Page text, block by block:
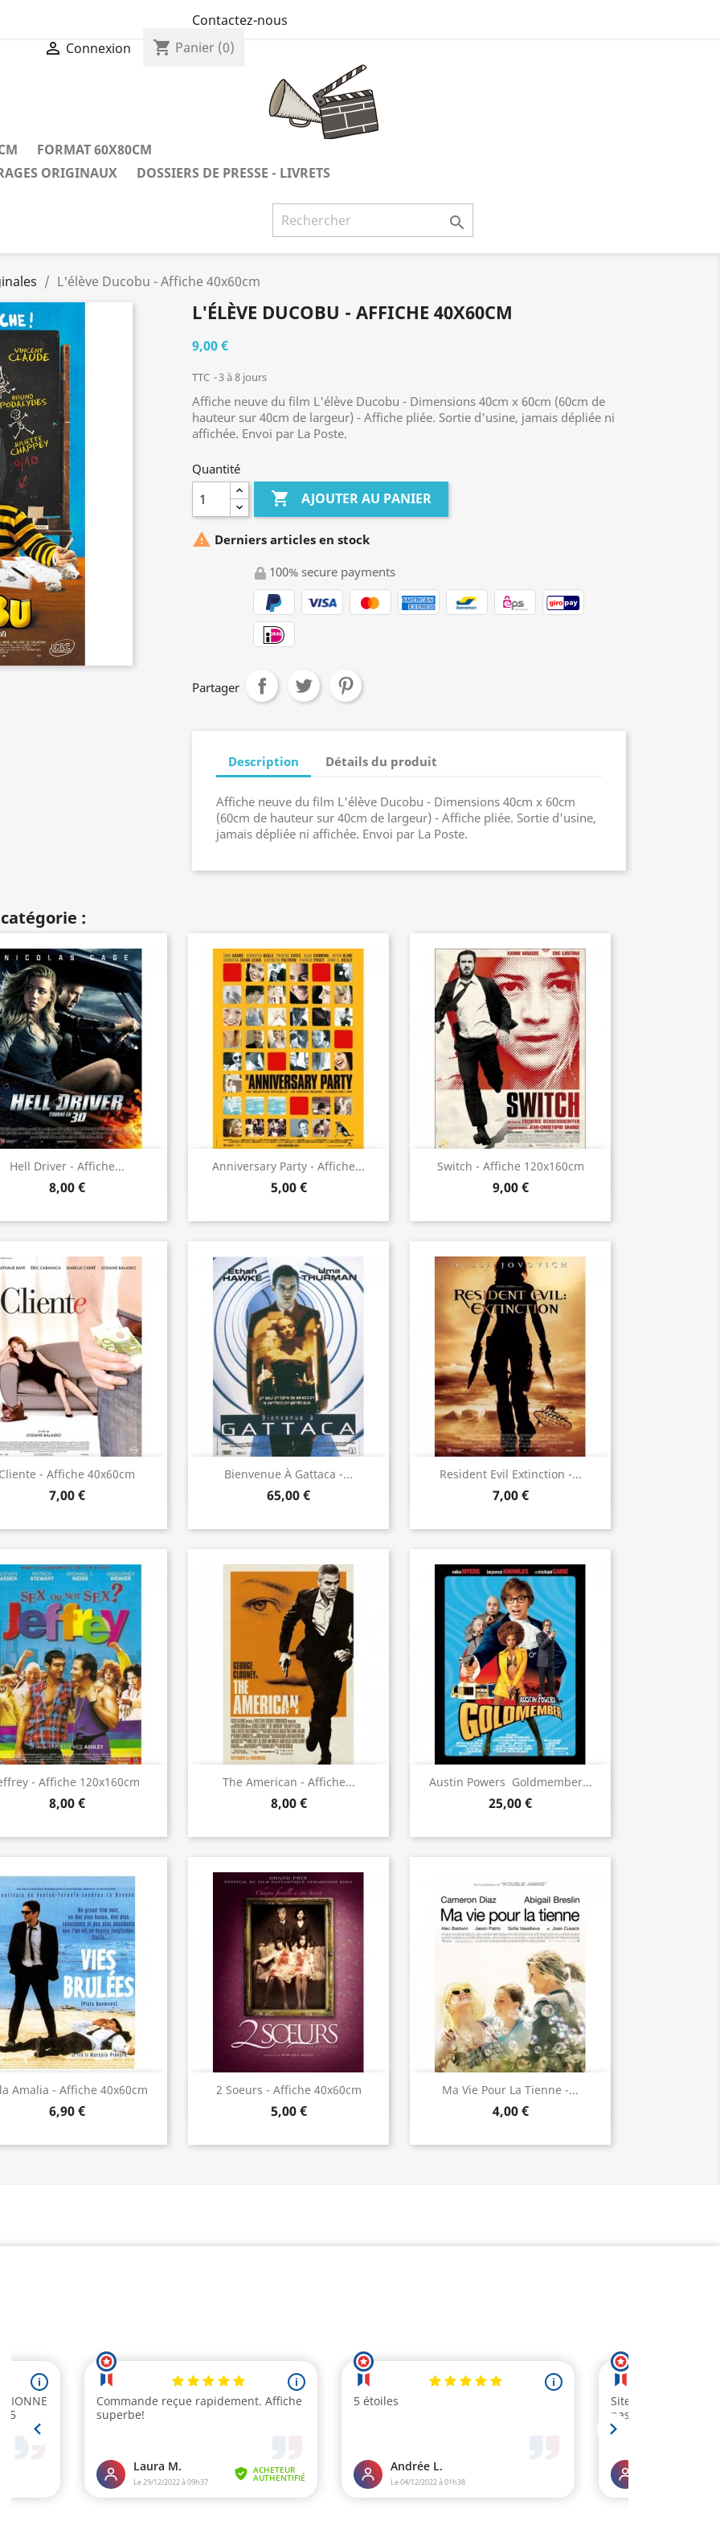
Contactez-nous
 Connexion shopping_cart Panier (0)
FORMAT 60X80CM
ORIGINAUX
DOSSIERS DE PRESSE - LIVRETS

L'élève Ducobu - Affiche 40x60cm
L'ÉLÈVE DUCOBU - AFFICHE 40X60CM
9,00 €
TTC 3 à 8 jours
Affiche neuve du film L'élève Ducobu - Dimensions 40cm x 60cm (60cm de
hauteur sur 40cm de largeur) - Affiche pliée. Sortie d'usine, jamais dépliée ni
affichée. Envoi par La Poste.
Quantité
 AJOUTER AU PANIER
 Derniers articles en stock
100% secure payments
Partager
Description Détails du produit
Affiche neuve du film L'élève Ducobu - Dimensions 40cm x 60cm
(60cm de hauteur sur 40cm de largeur) - Affiche pliée. Sortie d'usine,
jamais dépliée ni affichée. Envoi par La Poste.
:
Hell Driver - Affiche...
8,00 €
 Aperçu rapide Anniversary Party - Affiche...
5,00 €
Aperçu rapide Switch - Affiche 120x160cm
9,00 €
 Aperçu rapide
Cliente - Affiche 40x60cm
7,00 €
Aperçu rapide Bienvenue À Gattaca -...
65,00 €
Aperçu rapide Resident Evil Extinction -...
7,00 €
Aperçu rapide
- Affiche 120x160cm
8,00 €
Aperçu rapide The American - Affiche...
8,00 €
Aperçu rapide Austin Powers  Goldmember...
25,00 €
Aperçu rapide
Amalia - Affiche 40x60cm
6,90 €
Aperçu rapide 2 Soeurs - Affiche 40x60cm
5,00 €
Aperçu rapide Ma Vie Pour La Tienne -...
4,00 €
Aperçu rapide